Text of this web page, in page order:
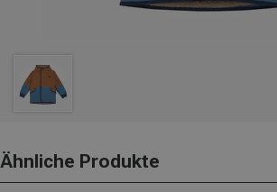
Ähnliche Produkte